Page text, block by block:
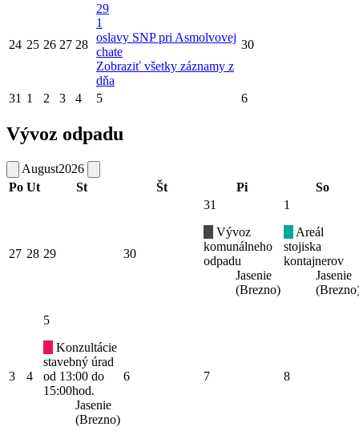
24 25 26 27 28
29
1
oslavy SNP pri Asmolvovej
chate
Zobraziť všetky záznamy z
dňa
30
31 1 2 3 4 5 6
Vývoz odpadu
August2026
Po Ut St Št Pi So
27 28 29 30
31
Vývoz
komunálneho
odpadu
Jasenie
(Brezno)
1
Areál
stojiska
kontajnerov
Jasenie
3 4
5
Konzultácie
stavebný úrad
od 13:00 do
15:00hod.
Jasenie
(Brezno)
6 7 8